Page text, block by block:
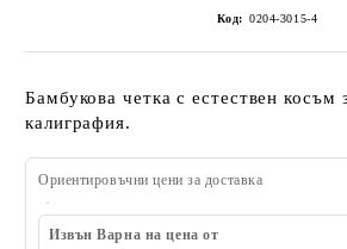
Код: 0204-3015-4
Бамбукова четка с естествен косъм
калиграфия.
Ориентировъчни цени за доставка
Извън Варна на цена от